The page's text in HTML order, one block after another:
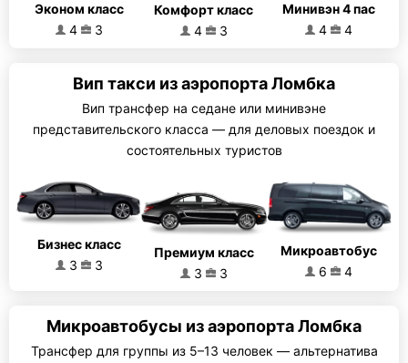
Эконом класс
4
3
Комфорт класс
4
3
Минивэн 4 пас
4
4
Вип такси из аэропорта Ломбка
Вип трансфер на седане или минивэне
представительского класса — для деловых поездок и
состоятельных туристов
Бизнес класс
3
3
Премиум класс
3
3
Микроавтобус
6
4
Микроавтобусы из аэропорта Ломбка
Трансфер для группы из 5–13 человек — альтернатива